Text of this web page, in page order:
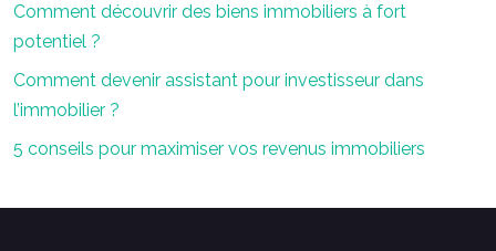
Comment découvrir des biens immobiliers à fort
potentiel ?
Comment devenir assistant pour investisseur dans
l’immobilier ?
5 conseils pour maximiser vos revenus immobiliers